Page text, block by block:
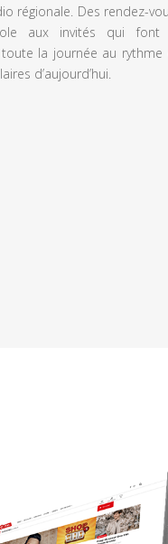
régionale. Des rendez-
aux invités qui font
la journée au
d’aujourd’hui.